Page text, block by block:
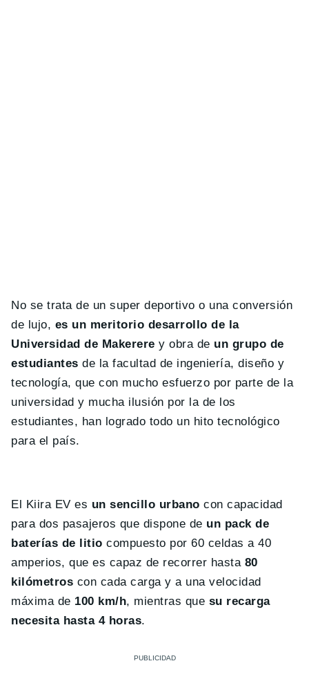
No se trata de un super deportivo o una conversión
de lujo, es un meritorio desarrollo de la
Universidad de Makerere y obra de un grupo de
estudiantes de la facultad de ingeniería, diseño y
tecnología, que con mucho esfuerzo por parte de la
universidad y mucha ilusión por la de los
estudiantes, han logrado todo un hito tecnológico
para el país.
El Kiira EV es un sencillo urbano con capacidad
para dos pasajeros que dispone de un pack de
baterías de litio compuesto por 60 celdas a 40
amperios, que es capaz de recorrer hasta 80
kilómetros con cada carga y a una velocidad
máxima de 100 km/h, mientras que su recarga
necesita hasta 4 horas.